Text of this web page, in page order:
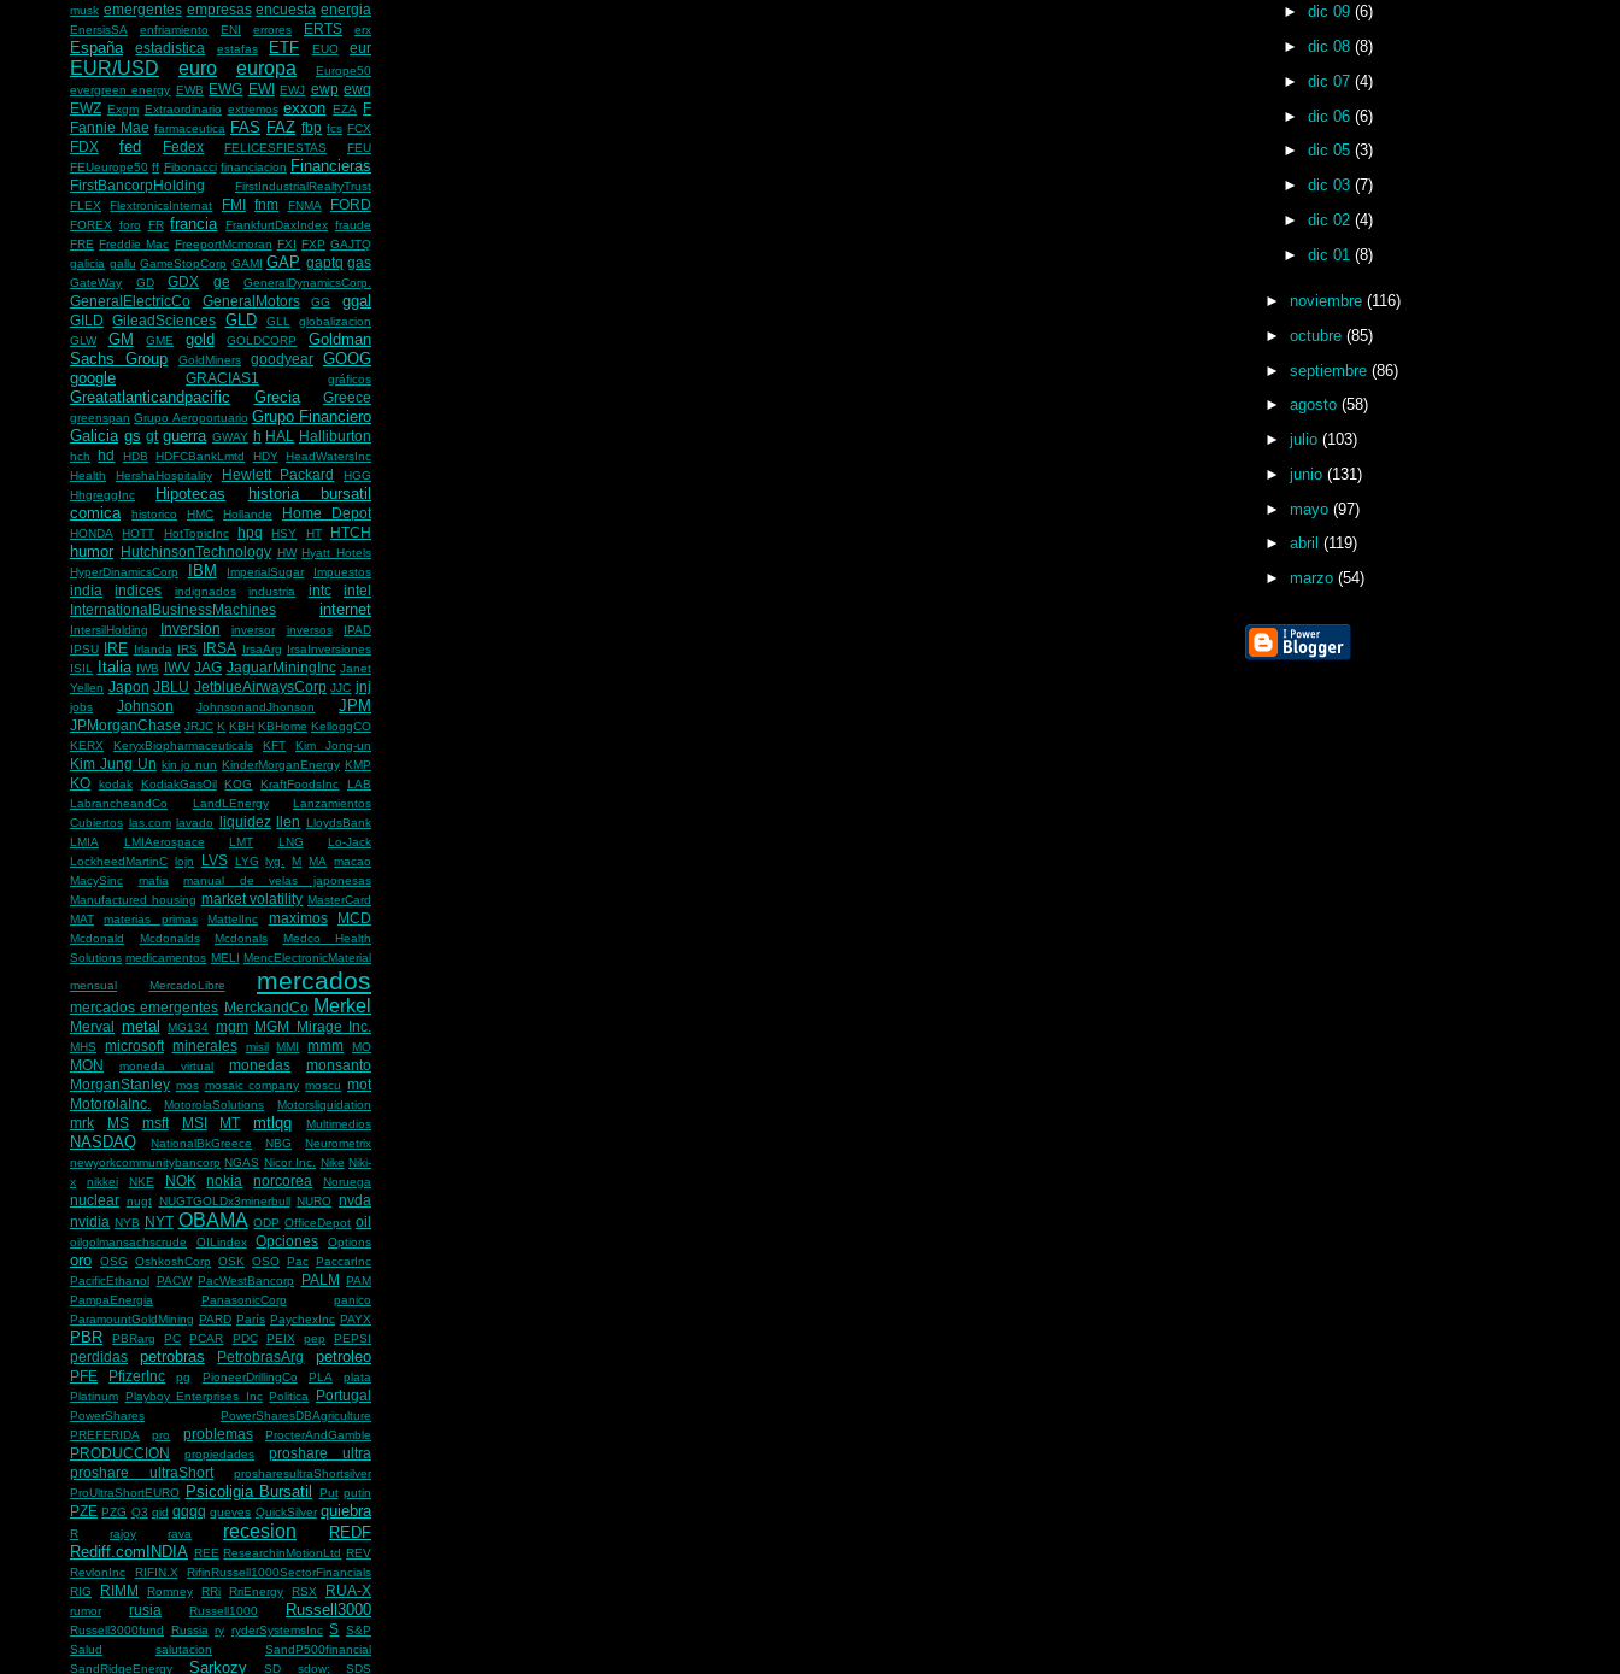
musk emergentes empresas encuesta energia
EnersisSA enfriamiento ENI errores ERTS erx
España estadistica estafas ETF EUO eur
EUR/USD euro europa
Europe50
evergreen energy EWB EWG EWI EWJ ewp ewq
EWZ Exgm Extraordinario extremos exxon EZA
F
Fannie Mae farmaceutica FAS FAZ fbp fcs FCX
FDX fed Fedex FELICESFIESTAS
FEU
FEUeurope50 ff Fibonacci financiacion Financieras
FirstBancorpHolding
FirstIndustrialRealtyTrust
FLEX
FlextronicsInternat FMI fnm FNMA FORD
FOREX foro FR francia FrankfurtDaxIndex fraude
FRE Freddie Mac FreeportMcmoran FXI FXP GAJTQ
galicia gallu GameStopCorp GAMI GAP gaptq gas
GateWay GD GDX ge GeneralDynamicsCorp.
GeneralElectricCo GeneralMotors GG ggal
GILD GileadSciences GLD GLL
globalizacion
GLW
GM GME gold GOLDCORP
Goldman
Sachs Group
GoldMiners goodyear
GOOG
google
GRACIAS1 gráficos
Greatatlanticandpacific Grecia Greece
greenspan Grupo Aeroportuario Grupo Financiero
Galicia gs gt guerra GWAY h HAL Halliburton
hch hd HDB HDFCBankLmtd HDY
HeadWatersInc
Health
HershaHospitality Hewlett Packard
HGG
HhgreggInc
Hipotecas
historia bursatil
comica
historico HMC Hollande Home Depot
HONDA HOTT HotTopicInc hpq HSY HT HTCH
humor HutchinsonTechnology HW Hyatt Hotels
HyperDinamicsCorp
IBM ImperialSugar Impuestos
india indices indignados industria intc
intel
InternationalBusinessMachines
internet
IntersilHolding Inversion inversor inversos
IPAD
IPSU
IRE Irlanda IRS IRSA IrsaArg
IrsaInversiones
ISIL
Italia IWB IWV JAG JaguarMiningInc Janet
Yellen Japon JBLU JetblueAirwaysCorp JJC jnj
jobs Johnson JohnsonandJhonson JPM
JPMorganChase JRJC K KBH KBHome KelloggCO
KERX
KeryxBiopharmaceuticals KFT Kim Jong-un
Kim Jung Un kin jo nun KinderMorganEnergy KMP
KO kodak KodiakGasOil KOG KraftFoodsInc
LAB
LabrancheandCo
LandLEnergy
Lanzamientos
Cubiertos
las.com lavado liquidez llen
LloydsBank
LMIA
LMIAerospace LMT LNG
Lo-Jack
LockheedMartinC
lojn LVS LYG lyg. M MA macao
MacySinc
mafia
manual de velas japonesas
Manufactured housing market volatility MasterCard
MAT
materias primas MattelInc maximos MCD
Mcdonald Mcdonalds Mcdonals
Medco Health
Solutions medicamentos MELI MencElectronicMaterial
mensual MercadoLibre mercados
mercados emergentes MerckandCo Merkel
Merval metal MG134 mgm MGM Mirage Inc.
MHS microsoft minerales misil MMI mmm MO
MON moneda virtual monedas
monsanto
MorganStanley mos mosaic company moscu mot
MotorolaInc.
MotorolaSolutions Motorsliquidation
mrk MS msft MSI MT mtlqq Multimedios
NASDAQ NationalBkGreece NBG
Neurometrix
newyorkcommunitybancorp NGAS Nicor Inc. Nike Niki-
x
nikkei NKE NOK nokia norcorea Noruega
nuclear nugt NUGTGOLDx3minerbull NURO nvda
nvidia NYB NYT OBAMA ODP OfficeDepot oil
oilgolmansachscrude OILindex Opciones Options
oro OSG OshkoshCorp OSK OSO Pac
PaccarInc
PacificEthanol
PACW PacWestBancorp PALM
PAM
PampaEnergia
PanasonicCorp
panico
ParamountGoldMining PARD París PaychexInc PAYX
PBR PBRarg PC PCAR PDC PEIX pep PEPSI
perdidas petrobras PetrobrasArg petroleo
PFE PfizerInc pg PioneerDrillingCo PLA
plata
Platinum
Playboy Enterprises Inc Politica Portugal
PowerShares
PowerSharesDBAgriculture
PREFERIDA
pro problemas ProcterAndGamble
PRODUCCION propiedades
proshare ultra
proshare ultraShort
prosharesultraShortsilver
ProUltraShortEURO
Psicoligia Bursatil Put putin
PZE PZG Q3 qid qqqq queves QuickSilver quiebra
R rajoy rava recesion
REDF
Rediff.comINDIA REE ResearchinMotionLtd
REV
RevlonInc
RIFIN.X
RifinRussell1000SectorFinancials
RIG
RIMM Romney RRi RriEnergy RSX RUA-X
rumor rusia Russell1000 Russell3000
Russell3000fund Russia ry ryderSystemsInc S S&P
Salud
salutacion
SandP500financial
SandRidgeEnergy
Sarkozy SD sdow; SDS
►dic 09(6)
►dic 08(8)
►dic 07(4)
►dic 06(6)
►dic 05(3)
►dic 03(7)
►dic 02(4)
►dic 01(8)
► noviembre (116)
► octubre (85)
► septiembre (86)
► agosto (58)
► julio (103)
► junio (131)
► mayo (97)
► abril (119)
► marzo (54)